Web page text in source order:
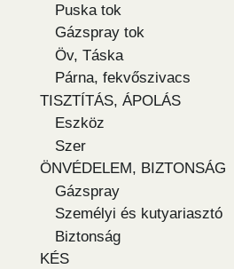
Puska tok
Gázspray tok
Öv, Táska
Párna, fekvőszivacs
TISZTÍTÁS, ÁPOLÁS
Eszköz
Szer
ÖNVÉDELEM, BIZTONSÁG
Gázspray
Személyi és kutyariasztó
Biztonság
KÉS